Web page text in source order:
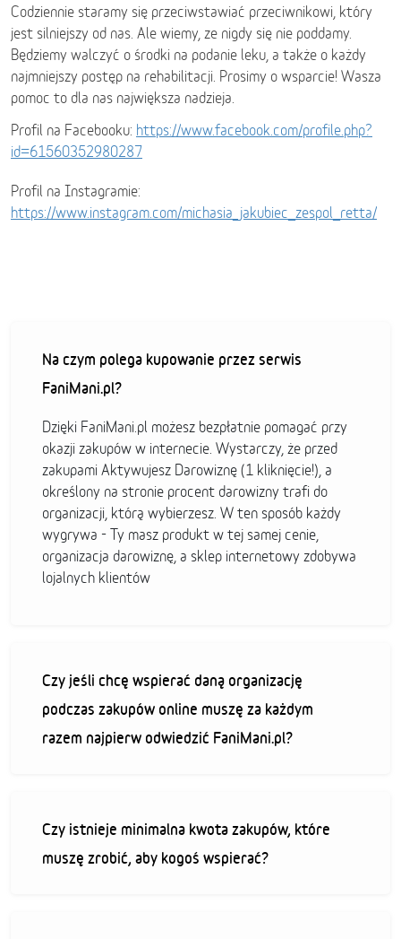
Codziennie staramy się przeciwstawiać przeciwnikowi, który
jest silniejszy od nas. Ale wiemy, ze nigdy się nie poddamy.
Będziemy walczyć o środki na podanie leku, a także o każdy
najmniejszy postęp na rehabilitacji. Prosimy o wsparcie! Wasza
pomoc to dla nas największa nadzieja.
Profil na Facebooku: https://www.facebook.com/profile.php?
id=61560352980287
Profil na Instagramie:
https://www.instagram.com/michasia_jakubiec_zespol_retta/
Na czym polega kupowanie przez serwis
FaniMani.pl?
Dzięki FaniMani.pl możesz bezpłatnie pomagać przy
okazji zakupów w internecie. Wystarczy, że przed
zakupami Aktywujesz Darowiznę (1 kliknięcie!), a
określony na stronie procent darowizny trafi do
organizacji, którą wybierzesz. W ten sposób każdy
wygrywa - Ty masz produkt w tej samej cenie,
organizacja darowiznę, a sklep internetowy zdobywa
lojalnych klientów
Czy jeśli chcę wspierać daną organizację
podczas zakupów online muszę za każdym
razem najpierw odwiedzić FaniMani.pl?
Czy istnieje minimalna kwota zakupów, które
muszę zrobić, aby kogoś wspierać?